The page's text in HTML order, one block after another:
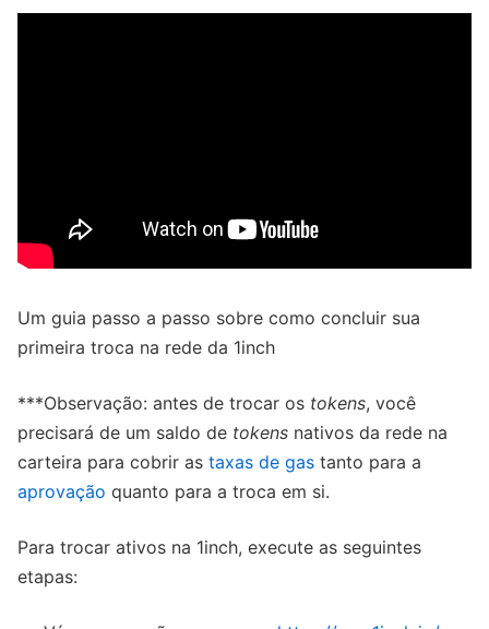
Um guia passo a passo sobre como concluir sua
primeira troca na rede da 1inch
***Observação: antes de trocar os tokens, você
precisará de um saldo de tokens nativos da rede na
carteira para cobrir as taxas de gas tanto para a
aprovação quanto para a troca em si.
Para trocar ativos na 1inch, execute as seguintes
etapas: